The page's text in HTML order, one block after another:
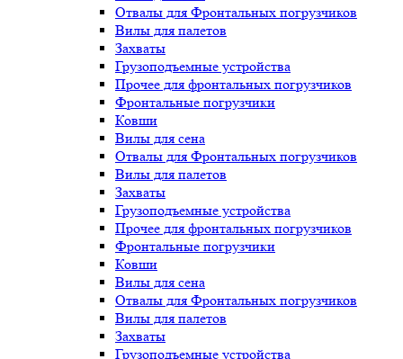
Отвалы для Фронтальных погрузчиков
Вилы для палетов
Захваты
Грузоподъемные устройства
Прочее для фронтальных погрузчиков
Фронтальные погрузчики
Ковши
Вилы для сена
Отвалы для Фронтальных погрузчиков
Вилы для палетов
Захваты
Грузоподъемные устройства
Прочее для фронтальных погрузчиков
Фронтальные погрузчики
Ковши
Вилы для сена
Отвалы для Фронтальных погрузчиков
Вилы для палетов
Захваты
Грузоподъемные устройства